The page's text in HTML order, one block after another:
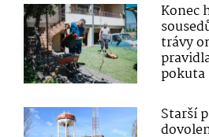
Konec
trávy
pokuta
Starší